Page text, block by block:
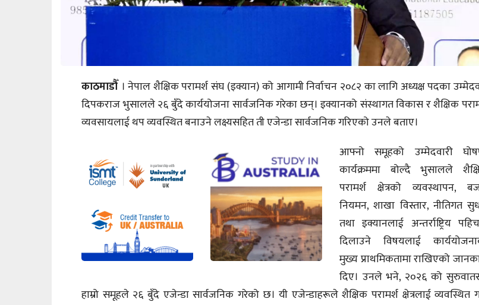
काठमाडौँ । नेपाल शैक्षिक परामर्श संघ (इक्यान) को आगामी निर्वाचन २०८२ का लागि अध्यक्ष पदका
दिपकराज भुसालले २६ बुँदे कार्ययोजना सार्वजनिक गरेका छन्। इक्यानको संस्थागत विकास र शैक्षिक
व्यवसायलाई थप व्यवस्थित बनाउने लक्ष्यसहित ती एजेन्डा सार्वजनिक गरिएको उनले बताए।
आफ्नो समूहको उम्मेदवारी
कार्यक्रममा बोल्दै भुसालले
परामर्श क्षेत्रको व्यवस्थापन,
नियमन, शाखा विस्तार, नीतिगत
तथा इक्यानलाई अन्तर्राष्ट्रिय
दिलाउने विषयलाई
मुख्य प्राथमिकतामा राखिएको
दिए। उनले भने, २०२६ को
हाम्रो समूहले २६ बुँदे एजेन्डा सार्वजनिक गरेको छ। यी एजेन्डाहरूले शैक्षिक परामर्श क्षेत्रलाई व्यवस्थित